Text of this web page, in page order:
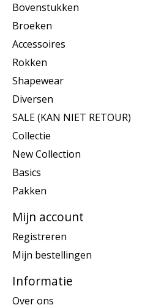
Bovenstukken
Broeken
Accessoires
Rokken
Shapewear
Diversen
SALE (KAN NIET RETOUR)
Collectie
New Collection
Basics
Pakken
Mijn account
Registreren
Mijn bestellingen
Informatie
Over ons